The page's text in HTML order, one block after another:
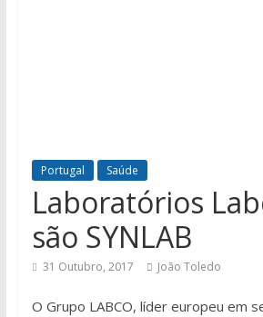
Portugal Saúde
Laboratórios
são SYNLAB
31 Outubro, 2017 João Toledo
O Grupo LABCO, líder europeu em